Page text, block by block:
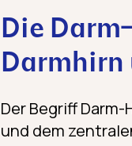
Die
Darmhirn
Der Begriff
und dem